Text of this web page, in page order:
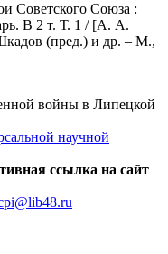
Советского Союза :
В 2 т. Т. 1 / [А. А.
(пред.) и др. – М.,
войны в Липецкой
научной
ссылка на сайт